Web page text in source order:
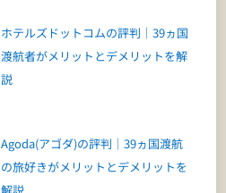
ホテルズドットコムの評判｜39ヵ国
渡航者がメリットとデメリットを解
説
Agoda(アゴダ)の評判｜39ヵ国渡航
の旅好きがメリットとデメリットを